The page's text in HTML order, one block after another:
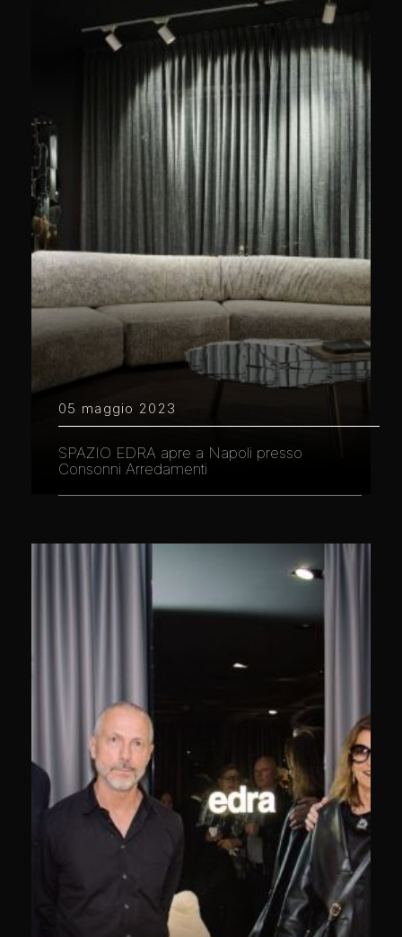
05 maggio 2023
SPAZIO EDRA apre a Napoli presso
Consonni Arredamenti